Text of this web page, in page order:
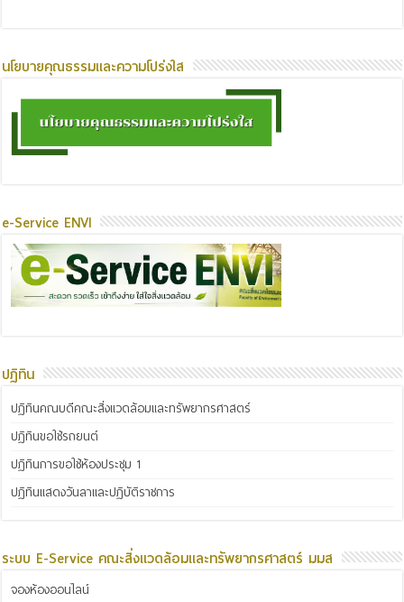
นโยบายคุณธรรมและความโปร่งใส
e-Service ENVI
ปฏิทิน
ปฏิทินคณบดีคณะสิ่งแวดล้อมและทรัพยากรศาสตร์
ปฏิทินขอใช้รถยนต์
ปฏิทินการขอใช้ห้องประชุม 1
ปฏิทินแสดงวันลาและปฏิบัติราชการ
ระบบ E-Service คณะสิ่งแวดล้อมและทรัพยากรศาสตร์ มมส
จองห้องออนไลน์